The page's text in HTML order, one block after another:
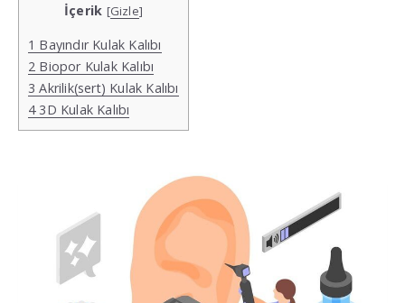
İçerik [Gizle]
1 Bayındır Kulak Kalıbı
2 Biopor Kulak Kalıbı
3 Akrilik(sert) Kulak Kalıbı
43D Kulak Kalıbı